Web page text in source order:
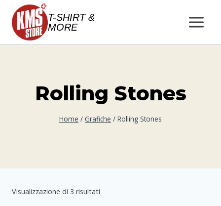
Salta
contenuto
T-SHIRT &
MORE
Rolling Stones
Home / Grafiche / Rolling Stones
Visualizzazione di 3 risultati